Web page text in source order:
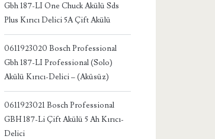
Gbh 187-LI One Chuck Akülü Sds
Plus Kırıcı Delici 5A Çift Akülü
0611923020 Bosch Professional
Gbh 187-LI Professional (Solo)
Akülü Kırıcı-Delici – (Aküsüz)
0611923021 Bosch Professional
GBH 187-Li Çift Akülü 5 Ah Kırıcı-
Delici